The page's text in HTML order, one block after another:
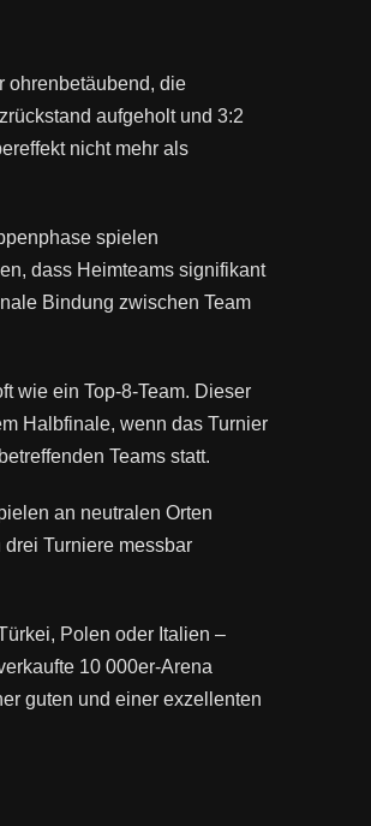
ohrenbetäubend, die
aufgeholt und 3:2
nicht mehr als
spielen
dass Heimteams signifikant
Bindung zwischen Team
wie ein Top-8-Team. Dieser
Halbfinale, wenn das Turnier
Teams statt.
an neutralen Orten
Turniere messbar
Polen oder Italien –
10 000er-Arena
guten und einer exzellenten